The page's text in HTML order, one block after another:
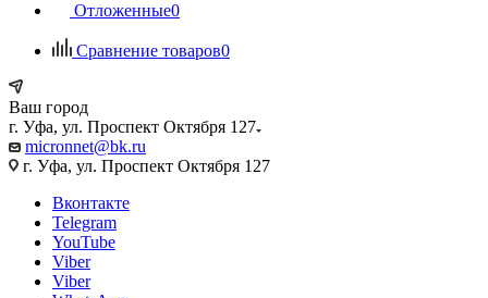
Отложенные0
Сравнение товаров0
Ваш город
г. Уфа, ул. Проспект Октября 127
micronnet@bk.ru
г. Уфа, ул. Проспект Октября 127
Вконтакте
Telegram
YouTube
Viber
Viber